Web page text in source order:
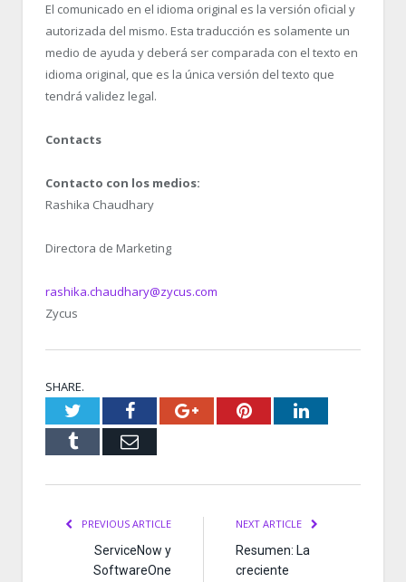
El comunicado en el idioma original es la versión oficial y
autorizada del mismo. Esta traducción es solamente un
medio de ayuda y deberá ser comparada con el texto en
idioma original, que es la única versión del texto que
tendrá validez legal.
Contacts
Contacto con los medios:
Rashika Chaudhary
Directora de Marketing
rashika.chaudhary@zycus.com
Zycus
SHARE.
TwitterFacebookGoogle+PinterestLinkedIn
Tumblr Email
PREVIOUS ARTICLE
ServiceNow y
SoftwareOne
NEXT ARTICLE
Resumen: La
creciente